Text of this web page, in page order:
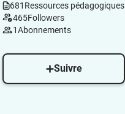
681 Ressources pédagogiques
465Followers
1Abonnements
Suivre